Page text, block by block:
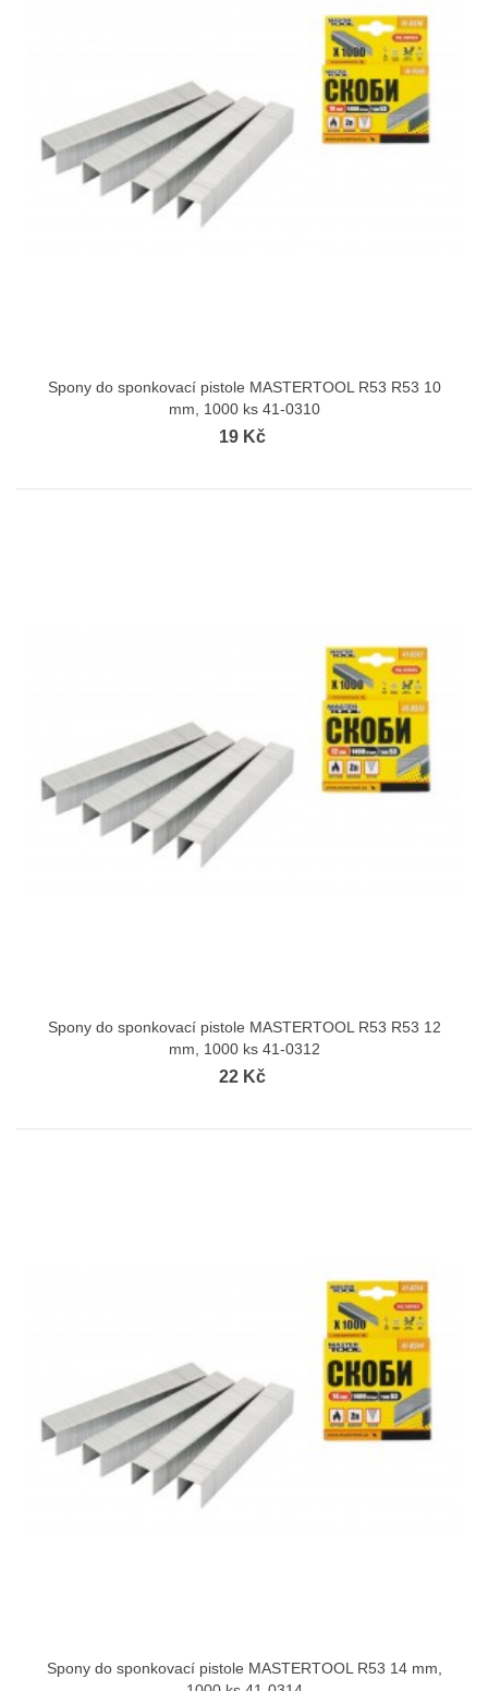
Spony do sponkovací pistole MASTERTOOL R53 R53 10
mm, 1000 ks 41-0310
19 Kč
Spony do sponkovací pistole MASTERTOOL R53 R53 12
mm, 1000 ks 41-0312
22 Kč
Spony do sponkovací pistole MASTERTOOL R53 14 mm,